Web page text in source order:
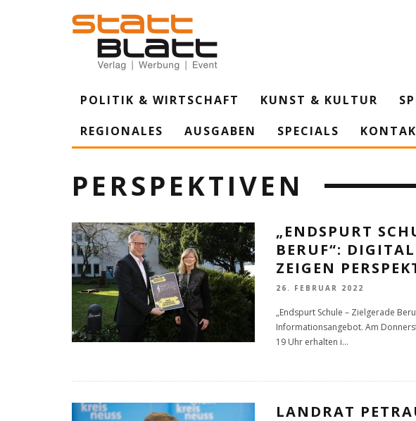
POLITIK & WIRTSCHAFT KUNST & KULTUR
REGIONALES
AUSGABEN SPECIALS
PERSPEKTIVEN
„ENDSPURT
BERUF“:
ZEIGEN
26. FEBRUAR 2022
„Endspurt Schule – Zielgerade
Informationsangebot. Am
19 Uhr erhalten i...
LANDRAT